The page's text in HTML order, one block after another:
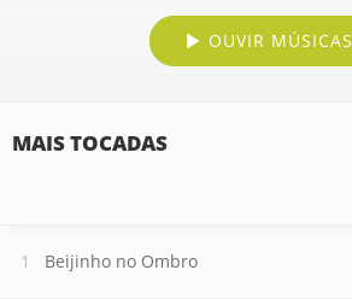
OUVIR MÚSICAS
MAIS TOCADAS
Beijinho no Ombro